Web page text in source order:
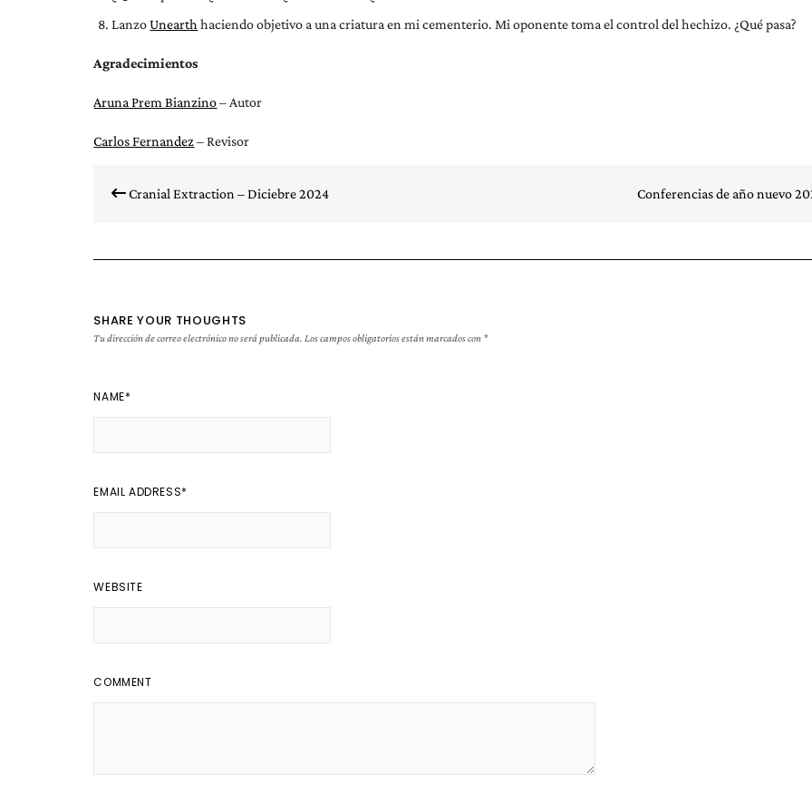
LanzoUnearth haciendo objetivo a una criatura en mi cementerio. Mi oponente toma el control del hechizo. ¿Qué pasa?
Agradecimientos
Aruna Prem Bianzino– Autor
Carlos Fernandez– Revisor
de Cranial Extraction – Diciebre 2024 Conferencias de año nuevo
SHARE YOUR THOUGHTS
Tu dirección de correo electrónico no será publicada. Los campos obligatorios están marcados con *
NAME*
EMAIL ADDRESS*
WEBSITE
COMMENT